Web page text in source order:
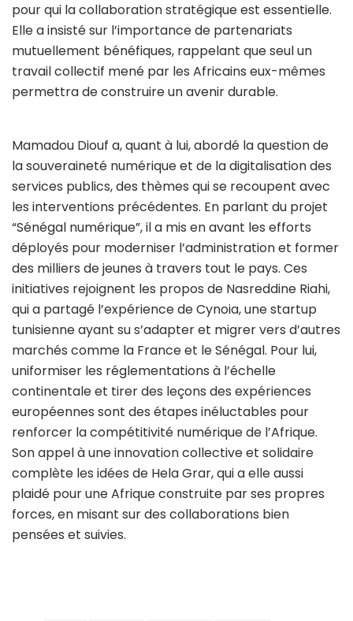
pour qui la collaboration stratégique est essentielle.
Elle a insisté sur l’importance de partenariats
mutuellement bénéfiques, rappelant que seul un
travail collectif mené par les Africains eux-mêmes
permettra de construire un avenir durable.
Mamadou Diouf a, quant à lui, abordé la question de
la souveraineté numérique et de la digitalisation des
services publics, des thèmes qui se recoupent avec
les interventions précédentes. En parlant du projet
“Sénégal numérique”, il a mis en avant les efforts
déployés pour moderniser l’administration et former
des milliers de jeunes à travers tout le pays. Ces
initiatives rejoignent les propos de Nasreddine Riahi,
qui a partagé l’expérience de Cynoia, une startup
tunisienne ayant su s’adapter et migrer vers d’autres
marchés comme la France et le Sénégal. Pour lui,
uniformiser les réglementations à l’échelle
continentale et tirer des leçons des expériences
européennes sont des étapes inéluctables pour
renforcer la compétitivité numérique de l’Afrique.
Son appel à une innovation collective et solidaire
complète les idées de Hela Grar, qui a elle aussi
plaidé pour une Afrique construite par ses propres
forces, en misant sur des collaborations bien
pensées et suivies.